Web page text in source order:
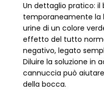
Un dettaglio pratico:
temporaneamente la
urine di un colore
effetto del tutto
negativo, legato
Diluire la soluzione in
cannuccia può
della bocca.